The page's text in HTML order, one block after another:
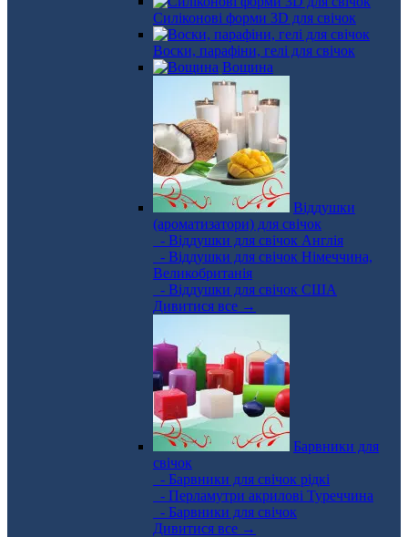
Силіконові форми 3D для свічок
Воски, парафіни, гелі для свічок
Вощина
Віддушки
(ароматизатори) для свічок
- Віддушки для свічок Англія
- Віддушки для свічок Німеччина,
Великобританія
- Віддушки для свічок США
Дивитися все →
Барвники для
свічок
- Барвники для свічок рідкі
- Перламутри акрилові Туреччина
- Барвники для свічок
Дивитися все →